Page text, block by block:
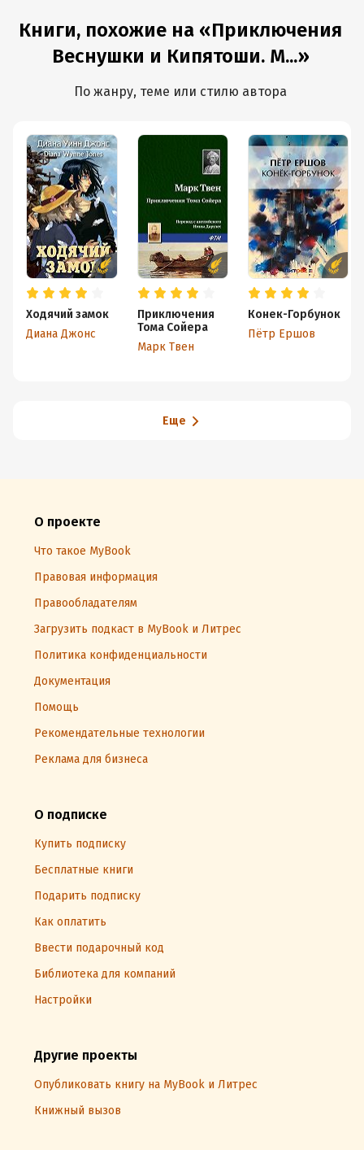
Книги, похожие на «Приключения
Веснушки и Кипятоши. М...»
По жанру, теме или стилю автора
Ходячий замок
Диана Джонс
Приключения
Тома Сойера
Марк Твен
Конек-Горбунок
Пётр Ершов
Еще
О проекте
Что такое MyBook
Правовая информация
Правообладателям
Загрузить подкаст в MyBook и Литрес
Политика конфиденциальности
Документация
Помощь
Рекомендательные технологии
Реклама для бизнеса
О подписке
Купить подписку
Бесплатные книги
Подарить подписку
Как оплатить
Ввести подарочный код
Библиотека для компаний
Настройки
Другие проекты
Опубликовать книгу на MyBook и Литрес
Книжный вызов